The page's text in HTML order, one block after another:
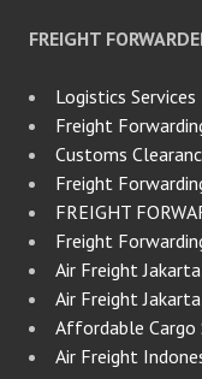
FREIGHT
Logistics
Freight
Customs
Freight
FREIGHT
Freight
Air Freight
Air Freight
Affordable Cargo
Air Freight